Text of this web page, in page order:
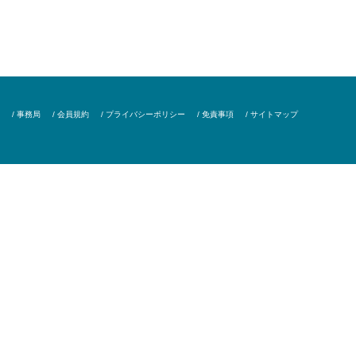
/ 事務局 / 会員規約 / プライバシーポリシー / 免責事項 / サイトマップ